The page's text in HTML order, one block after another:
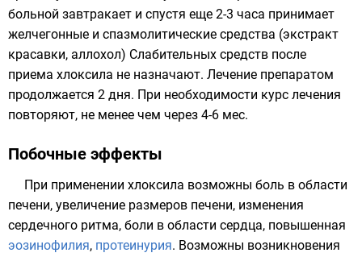
больной завтракает и спустя еще 2-3 часа принимает
желчегонные и спазмолитические средства (экстракт
красавки, аллохол) Слабительных средств после
приема хлоксила не назначают. Лечение препаратом
продолжается 2 дня. При необходимости курс лечения
повторяют, не менее чем через 4-6 мес.
Побочные эффекты
При применении хлоксила возможны боль в области
печени, увеличение размеров печени, изменения
сердечного ритма, боли в области сердца, повышенная
эозинофилия, протеинурия. Возможны возникновения